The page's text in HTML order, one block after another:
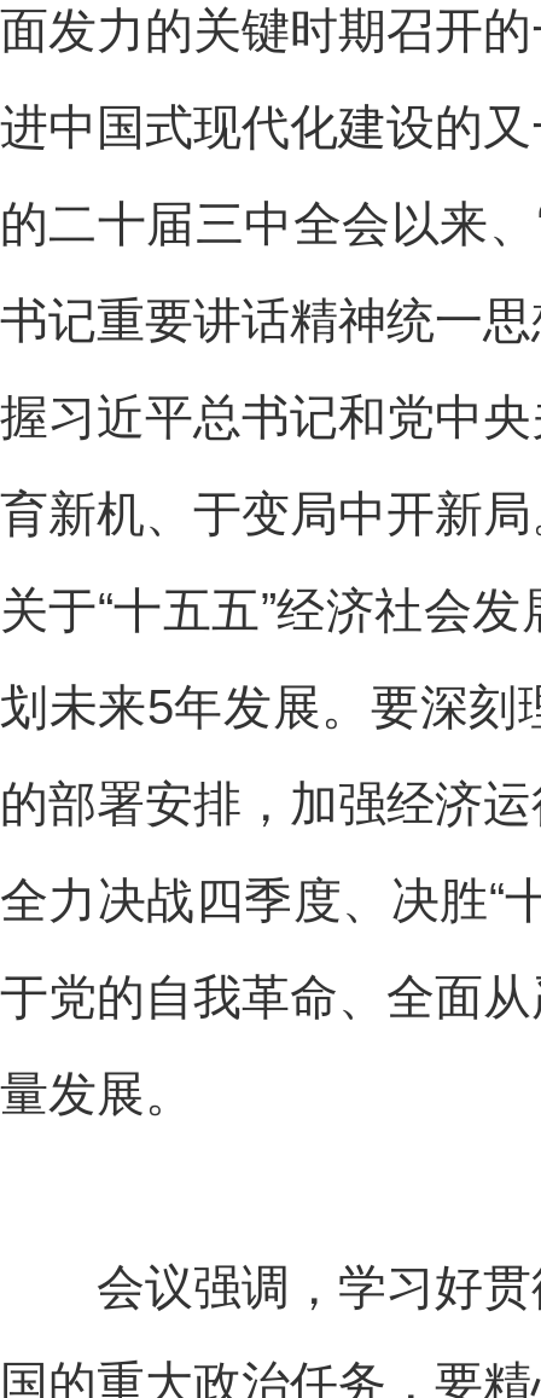
面发力的关键时期召开
进中国式现代化建设的
的二十届三中全会以来
书记重要讲话精神统一
握习近平总书记和党中
育新机、于变局中开新
关于“十五五”经济社会
划未来5年发展。要深刻
的部署安排，加强经济
全力决战四季度、决胜“
于党的自我革命、全面
量发展。
会议强调，学习好贯
国的重大政治任务，要